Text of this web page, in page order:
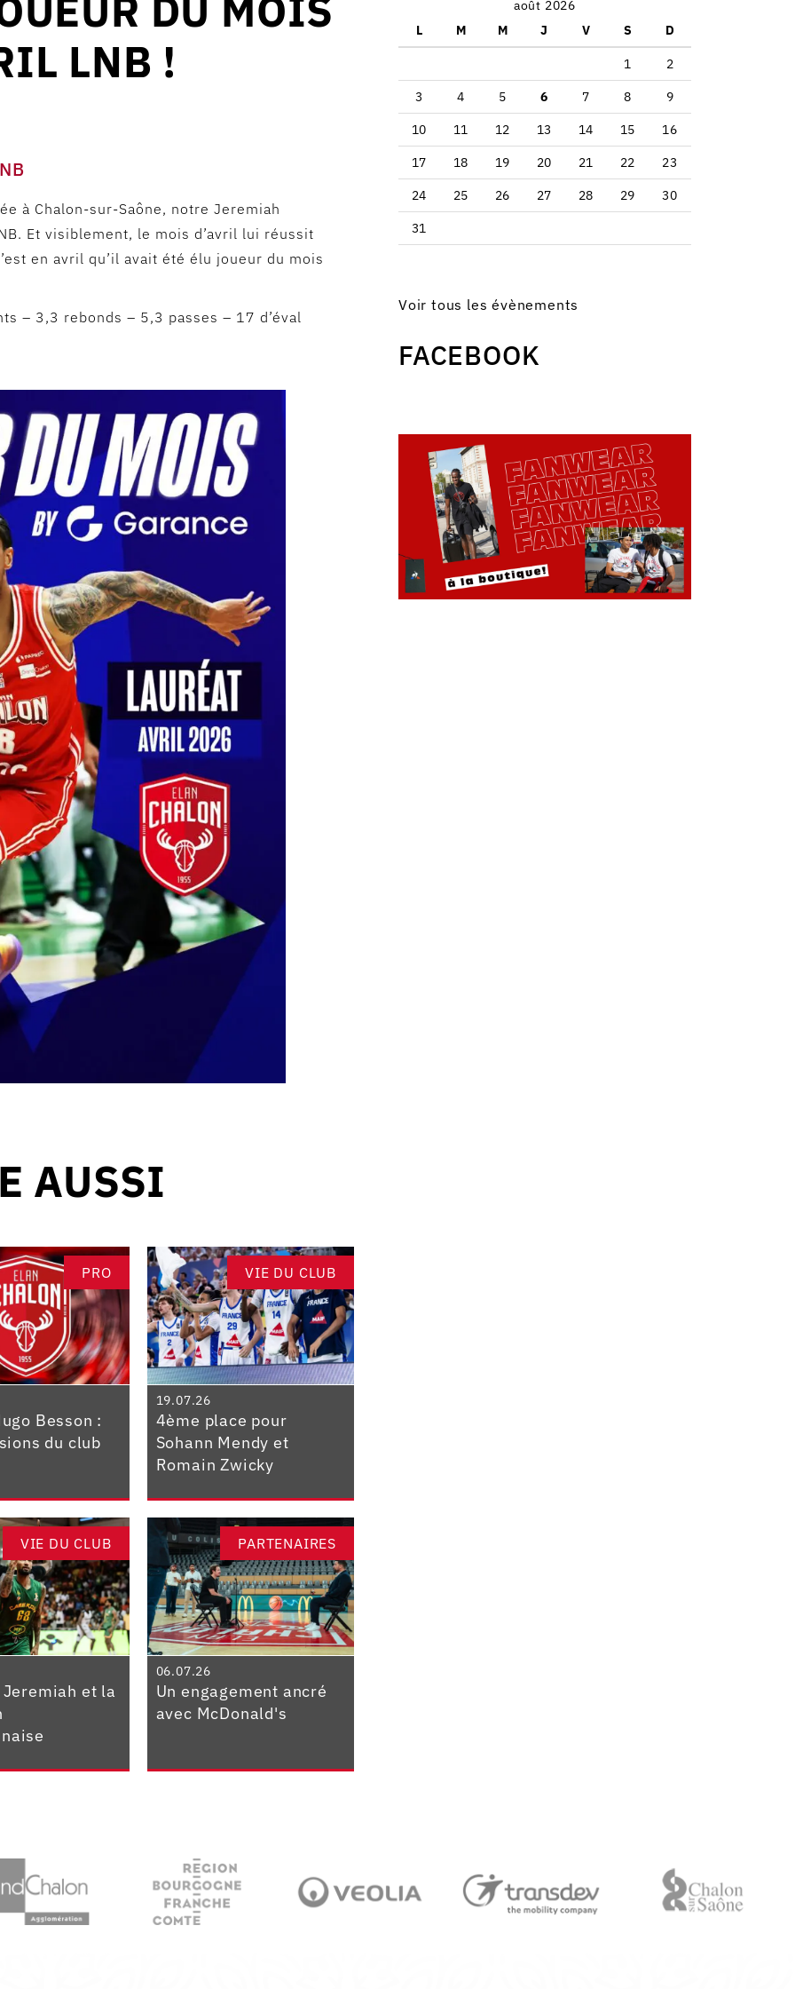
LNB !
à Chalon-sur-Saône, notre Jeremiah
Et visiblement, le mois d’avril lui réussit
en avril qu’il avait été élu joueur du mois
– 3,3 rebonds – 5,3 passes – 17 d’éval
AUSSI
PRO
Besson :
du club
VIE DU CLUB
19.07.26
4ème place pour
Sohann Mendy et
Romain Zwicky
VIE DU CLUB
et la
PARTENAIRES
06.07.26
Un engagement ancré
avec McDonald's
août 2026
L
M M J V S D
1 2
3 4 5 6 7 8 9
10 11 12 13 14 15 16
17 18 19 20 21 22 23
24 25 26 27 28 29 30
31
Voir tous les évènements
FACEBOOK